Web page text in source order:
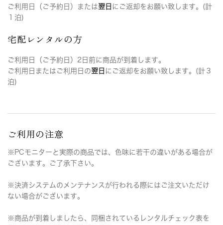
ご利用日（ご予約日）または翌日 にご返却をお願い致します。(計
１泊)
宅配レンタルの方
ご利用日（ご予約日）2日前に商品が到着します。
ご利用日またはご利用日の翌日 にご返却をお願い致します。(計３
泊)
ご利用の注意
※PCモニターと実際の商品では、色味に若干の違いがある場合が
ございます。ご了承下さい。
※決済システムのメンテナンスが行われる際にはご注文いただけ
ない場合がございます。
※商品が到着しましたら、同梱されているレンタルチェック表を